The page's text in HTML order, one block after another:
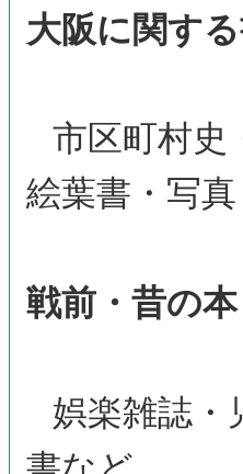
大阪に関す
市区町村史
絵葉書・写
戦前・昔の本
娯楽雑誌・